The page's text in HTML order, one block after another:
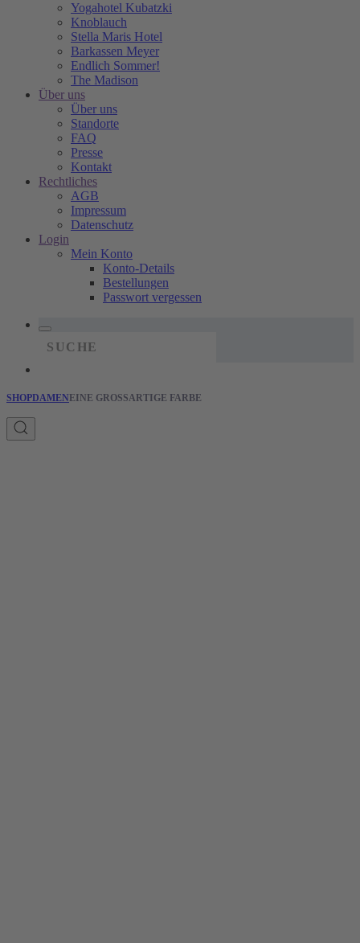
Yogahotel Kubatzki
Knoblauch
Stella Maris Hotel
Barkassen Meyer
Endlich Sommer!
The Madison
Über uns
Über uns
Standorte
FAQ
Presse
Kontakt
Rechtliches
AGB
Impressum
Datenschutz
Login
Mein Konto
Konto-Details
Bestellungen
Passwort vergessen
SHOPDAMEN EINE GROSSARTIGE FARBE